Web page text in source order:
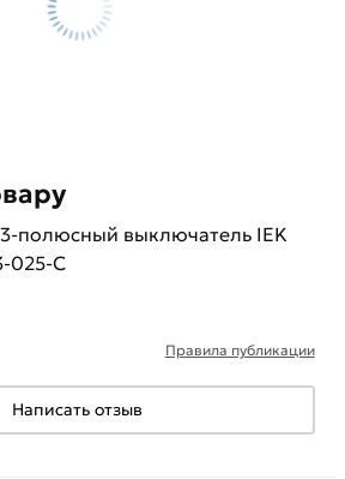
полюсный выключатель IEK
025-C
Правила публикации
Написать отзыв